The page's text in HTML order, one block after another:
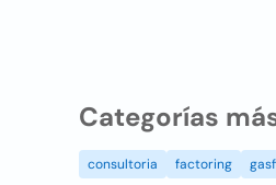
Categorías
consultoria factoring